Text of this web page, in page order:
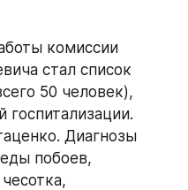
комиссии
стал список
50 человек),
Диагнозы
побоев,